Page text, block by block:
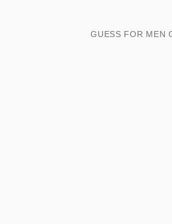
GUESS FOR MEN